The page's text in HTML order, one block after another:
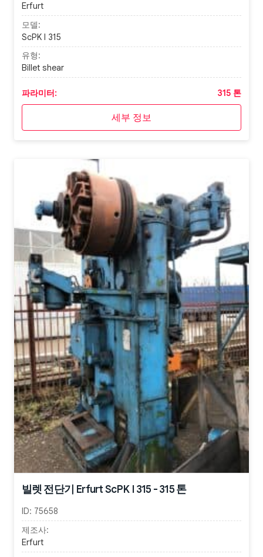
Erfurt
모델:
ScPK I 315
유형:
Billet shear
파라미터: 315 톤
세부 정보
빌렛 전단기 Erfurt ScPK I 315 - 315 톤
ID: 75658
제조사:
Erfurt